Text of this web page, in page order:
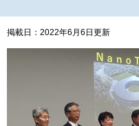
掲載日：2022年6月6日更新